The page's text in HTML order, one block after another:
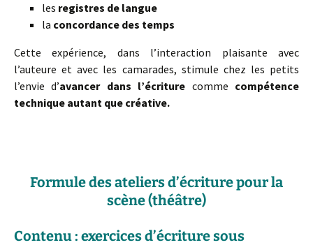
les registres de langue
la concordance des temps
Cette expérience, dans l’interaction plaisante avec
l’auteure et avec les camarades, stimule chez les petits
l’envie d’avancer dans l’écriture comme compétence
technique autant que créative.
Formule des ateliers d’écriture pour la
scène (théâtre)
Contenu : exercices d’écriture sous